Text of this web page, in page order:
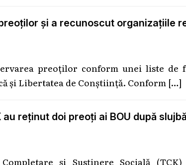
și a recunoscut organizațiile
preoților conform unei liste de
și Libertatea de Conștiință. Conform […]
reținut doi preoți ai BOU după
și Susținere Socială